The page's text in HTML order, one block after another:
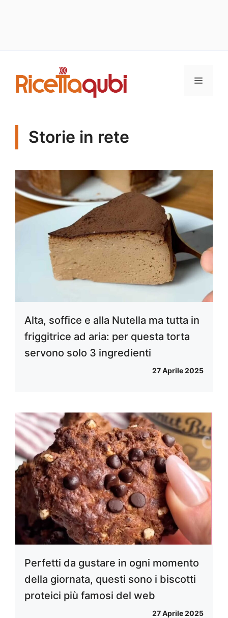
contenuto
MENU
Storie in rete
Alta, soffice e alla Nutella ma tutta in
friggitrice ad aria: per questa torta
servono solo 3 ingredienti
27 Aprile 2025
Perfetti da gustare in ogni momento
della giornata, questi sono i biscotti
proteici più famosi del web
27 Aprile 2025